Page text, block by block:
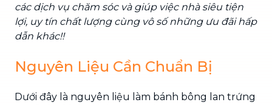
các dịch vụ chăm sóc và giúp việc nhà siêu tiện
lợi, uy tín chất lượng cùng vô số những ưu đãi hấp
dẫn khác!!
Nguyên Liệu Cần Chuẩn Bị
Dưới đây là nguyên liệu làm bánh bông lan trứng